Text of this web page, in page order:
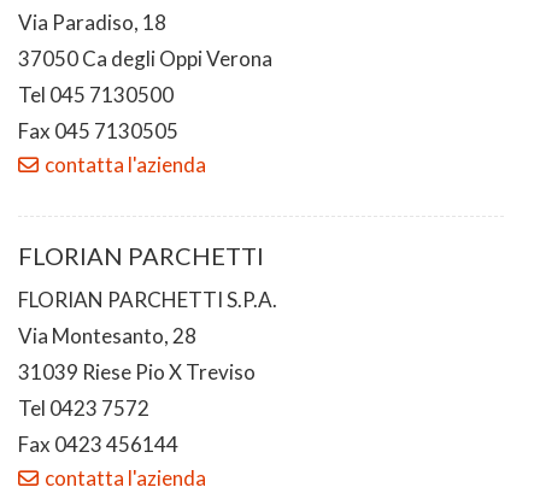
Via Paradiso, 18
37050 Ca degli Oppi Verona
Tel 045 7130500
Fax 045 7130505
contatta l'azienda
FLORIAN PARCHETTI
FLORIAN PARCHETTI S.P.A.
Via Montesanto, 28
31039 Riese Pio X Treviso
Tel 0423 7572
Fax 0423 456144
contatta l'azienda